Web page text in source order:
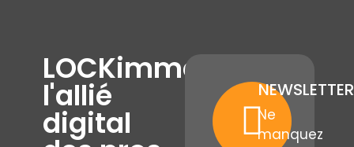
LOCKimmo,
l'allié
digital
NEWSLETTER
Ne
manquez